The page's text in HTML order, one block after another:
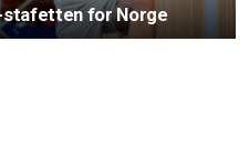
stafetten for Norge